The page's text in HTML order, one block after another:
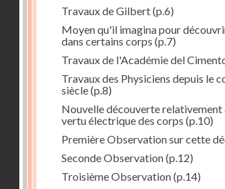
Travaux de Gilbert(p.6)
Moyen qu'il imagina pour
dans certains corps (p.7)
Travaux de l'Académie del
Travaux des Physiciens depuis le
siècle(p.8)
Nouvelle découverte relativement
vertu électrique des corps (p.10)
Première Observation sur cette
Seconde Observation(p.12)
Troisième Observation(p.14)